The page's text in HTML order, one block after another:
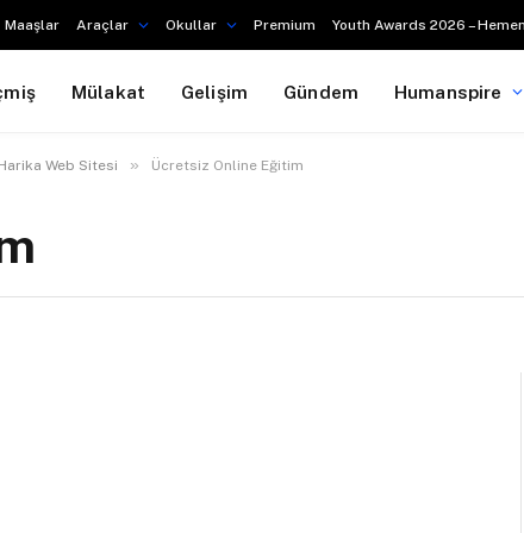
Maaşlar Araçlar Okullar Premium Youth Awards 2026 –
Mülakat Gelişim Gündem Humanspire
Web Sitesi » Ücretsiz Online Eğitim